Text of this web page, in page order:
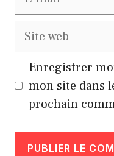
Site
Enregistrer
mon site dans
prochain